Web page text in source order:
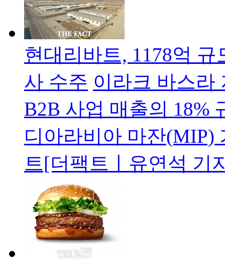
현대리바트, 1178억
사 수주 이라크 바스라
B2B 사업 매출의 18%
디아라비아 마잔(MIP)
트[더팩트ㅣ유연석 기